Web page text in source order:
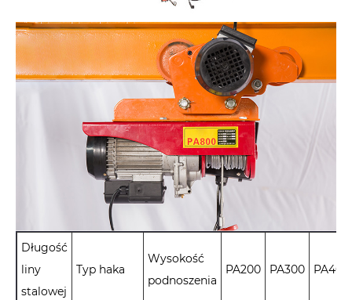
Długość
liny
stalowej
Typ haka
Wysokość
podnoszenia
PA200 PA300 PA400